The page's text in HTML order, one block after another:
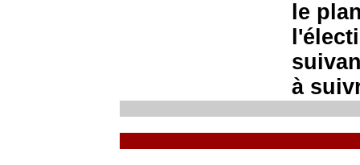
le
à